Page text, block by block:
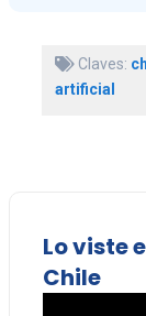
Claves:
artificial
Lo viste
Chile